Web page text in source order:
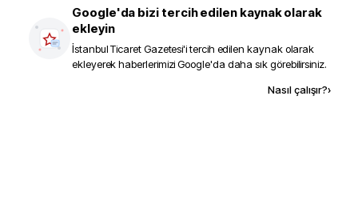
Google'da bizi tercih edilen kaynak olarak
ekleyin
İstanbul Ticaret Gazetesi'i tercih edilen kaynak olarak
ekleyerek haberlerimizi Google'da daha sık görebilirsiniz.
Nasıl çalışır?›